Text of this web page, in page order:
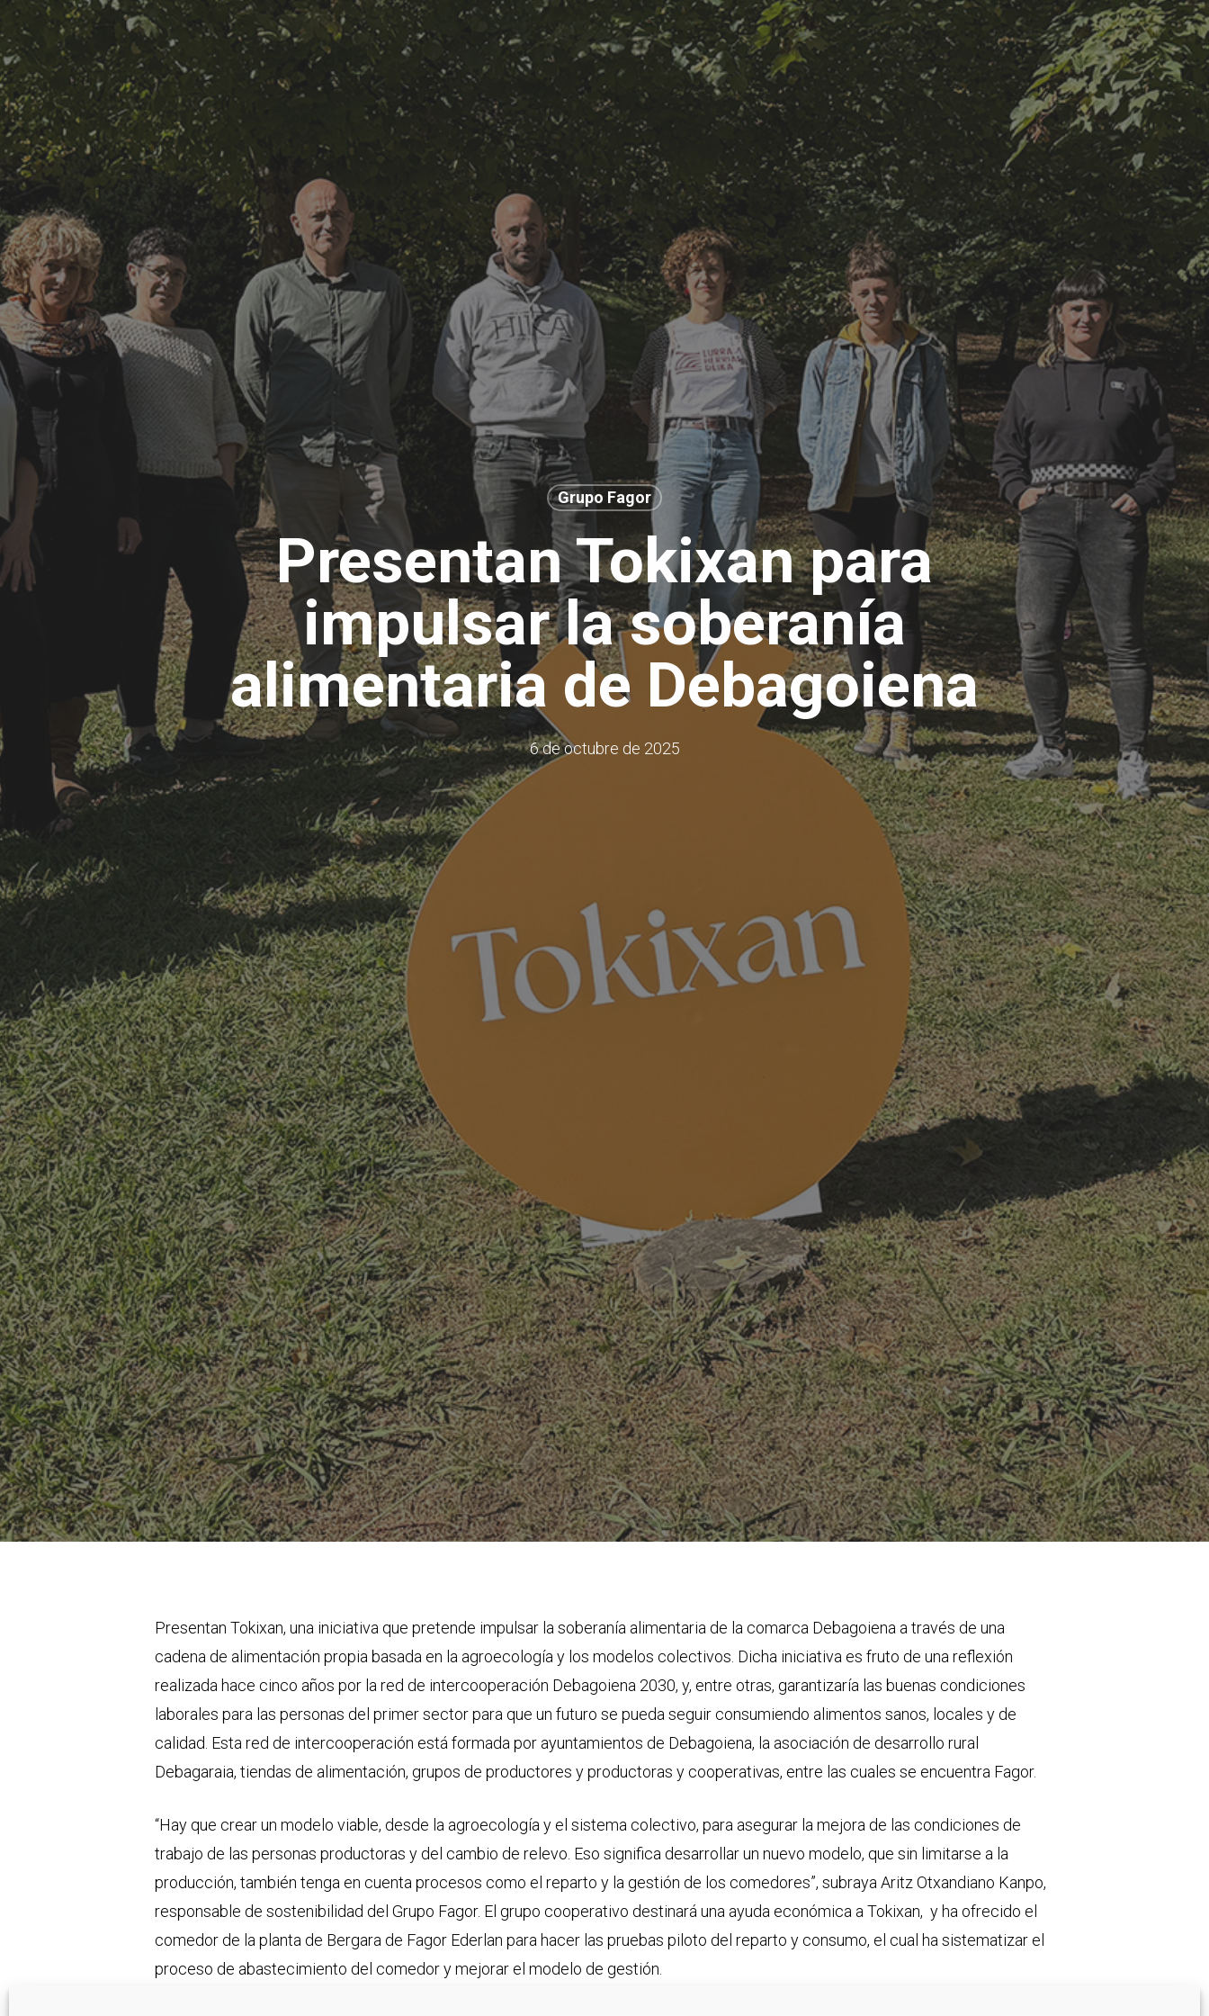
Grupo Fagor
Presentan Tokixan para
impulsar la soberanía
alimentaria de Debagoiena
6 de octubre de 2025
Presentan Tokixan, una iniciativa que pretende impulsar la soberanía alimentaria de la comarca Debagoiena a través de una
cadena de alimentación propia basada en la agroecología y los modelos colectivos. Dicha iniciativa es fruto de una reflexión
realizada hace cinco años por la red de intercooperación Debagoiena 2030, y, entre otras, garantizaría las buenas condiciones
laborales para las personas del primer sector para que un futuro se pueda seguir consumiendo alimentos sanos, locales y de
calidad. Esta red de intercooperación está formada por ayuntamientos de Debagoiena, la asociación de desarrollo rural
Debagaraia, tiendas de alimentación, grupos de productores y productoras y cooperativas, entre las cuales se encuentra Fagor.
“Hay que crear un modelo viable, desde la agroecología y el sistema colectivo, para asegurar la mejora de las condiciones de
trabajo de las personas productoras y del cambio de relevo. Eso significa desarrollar un nuevo modelo, que sin limitarse a la
producción, también tenga en cuenta procesos como el reparto y la gestión de los comedores”, subraya Aritz Otxandiano Kanpo,
responsable de sostenibilidad del Grupo Fagor. El grupo cooperativo destinará una ayuda económica a Tokixan, y ha ofrecido el
comedor de la planta de Bergara de Fagor Ederlan para hacer las pruebas piloto del reparto y consumo, el cual ha sistematizar el
proceso de abastecimiento del comedor y mejorar el modelo de gestión.